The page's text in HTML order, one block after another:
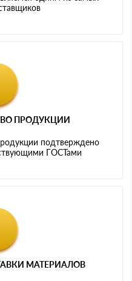
ПРОДУКЦИИ
подтверждено
ГОСТами
МАТЕРИАЛОВ